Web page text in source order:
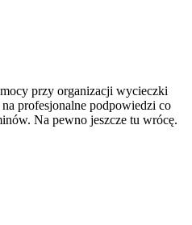
przy organizacji wycieczki
profesjonalne podpowiedzi co
Na pewno jeszcze tu wrócę.